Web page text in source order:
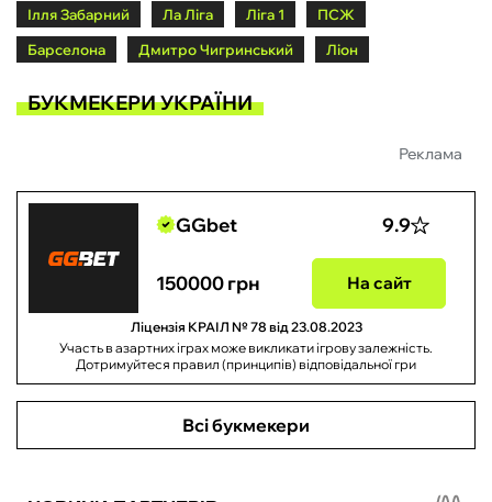
Ілля Забарний Ла Ліга Ліга 1
ПСЖ
Барселона
Дмитро Чигринський Ліон
БУКМЕКЕРИ УКРАЇНИ
Реклама
GGbet 9.9
150000 грн На сайт
Ліцензія КРАІЛ № 78 від 23.08.2023
Участь в азартних іграх може викликати ігрову залежність.
Дотримуйтеся правил (принципів) відповідальної гри
Всі букмекери